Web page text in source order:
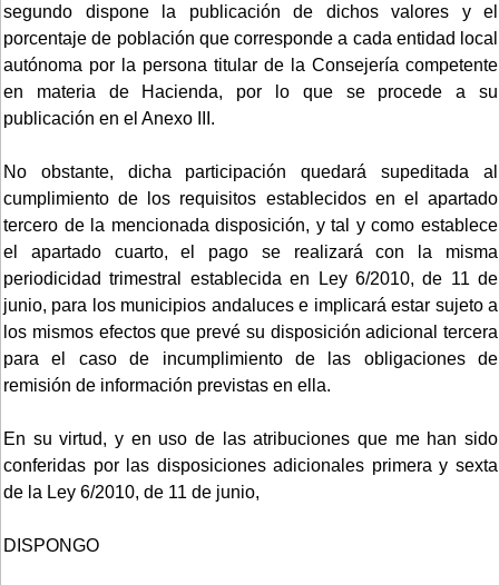
segundo dispone la publicación de dichos valores y el
porcentaje de población que corresponde a cada entidad local
autónoma por la persona titular de la Consejería competente
en materia de Hacienda, por lo que se procede a su
publicación en el Anexo III.
No obstante, dicha participación quedará supeditada al
cumplimiento de los requisitos establecidos en el apartado
tercero de la mencionada disposición, y tal y como establece
el apartado cuarto, el pago se realizará con la misma
periodicidad trimestral establecida en Ley 6/2010, de 11 de
junio, para los municipios andaluces e implicará estar sujeto a
los mismos efectos que prevé su disposición adicional tercera
para el caso de incumplimiento de las obligaciones de
remisión de información previstas en ella.
En su virtud, y en uso de las atribuciones que me han sido
conferidas por las disposiciones adicionales primera y sexta
de la Ley 6/2010, de 11 de junio,
DISPONGO